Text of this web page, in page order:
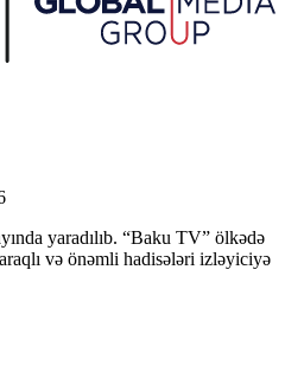
yaradılıb. “Baku TV” ölkədə
və önəmli hadisələri izləyiciyə